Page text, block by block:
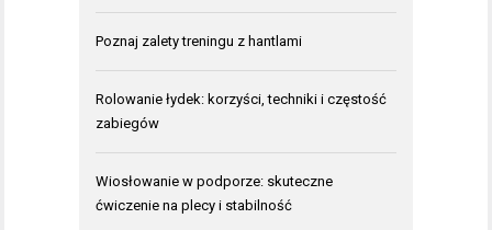
Poznaj zalety treningu z hantlami
Rolowanie łydek: korzyści, techniki i częstość
zabiegów
Wiosłowanie w podporze: skuteczne
ćwiczenie na plecy i stabilność